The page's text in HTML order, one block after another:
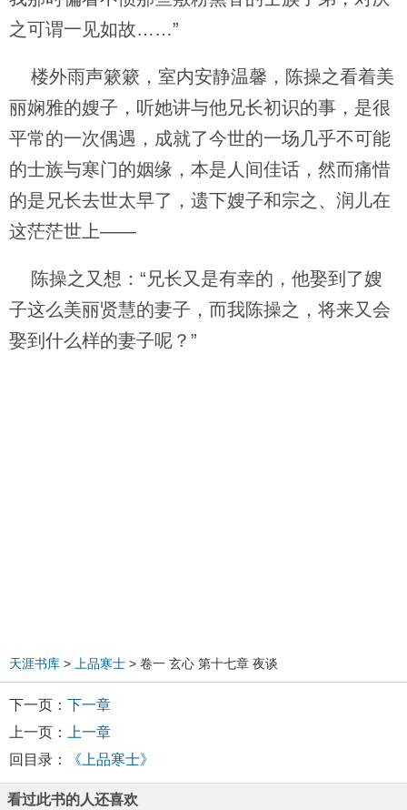
之可谓一见如故……”
楼外雨声簌簌，室内安静温馨，陈操之看着美
丽娴雅的嫂子，听她讲与他兄长初识的事，是很
平常的一次偶遇，成就了今世的一场几乎不可能
的士族与寒门的姻缘，本是人间佳话，然而痛惜
的是兄长去世太早了，遗下嫂子和宗之、润儿在
这茫茫世上——
陈操之又想：“兄长又是有幸的，他娶到了嫂
子这么美丽贤慧的妻子，而我陈操之，将来又会
娶到什么样的妻子呢？”
天涯书库 > 上品寒士 > 卷一 玄心 第十七章 夜谈
下一页： 下一章
上一页：
上一章
回目录：
《上品寒士》
看过此书的人还喜欢